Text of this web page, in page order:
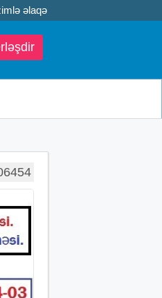
əlaqə